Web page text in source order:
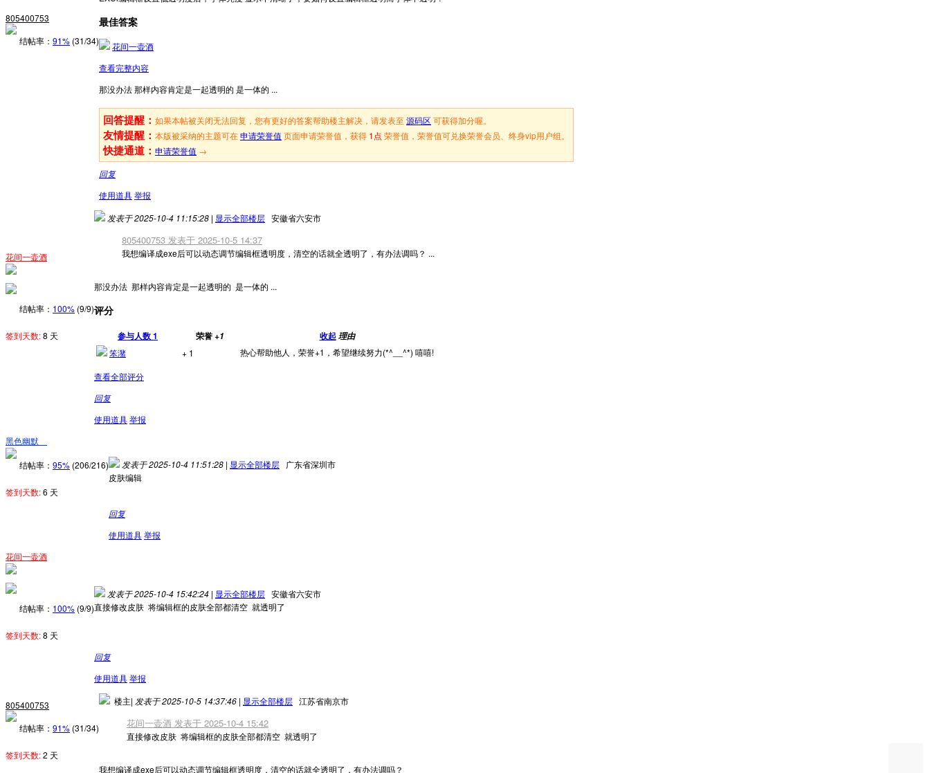
805400753
结帖率： 91% (31/34)
最佳答案
花间一壶酒
查看完整内容
那没办法 那样内容肯定是一起透明的 是一体的 ...
回答提醒： 如果本帖被关闭无法回复，您有更好的答案帮助楼主解决，请发表至 源码区可获得加分喔。
友情提醒： 本版被采纳的主题可在申请荣誉值 页面申请荣誉值，获得 1点 荣誉值，荣誉值可兑换荣誉会员、终身vip用户组。
快捷通道： 申请荣誉值 →
回复
使用道具举报
花间一壶酒
结帖率： 100% (9/9)
签到天数:8 天
发表于 2025-10-4 11:15:28 | 显示全部楼层 安徽省六安市
805400753 发表于 2025-10-5 14:37
我想编译成exe后可以动态调节编辑框透明度，清空的话就全透明了，有办法调吗？ ...
那没办法 那样内容肯定是一起透明的 是一体的 ...
评分
参与人数1 荣誉+1 收起 理由
笨潴
+ 1 热心帮助他人，荣誉+1，希望继续努力(*^__^*) 嘻嘻!
查看全部评分
回复
使用道具举报
黑色幽默ゞ
结帖率： 95% (206/216)
签到天数:6 天
发表于 2025-10-4 11:51:28 | 显示全部楼层 广东省深圳市
皮肤编辑
回复
使用道具举报
花间一壶酒
结帖率： 100% (9/9)
签到天数:8 天
发表于 2025-10-4 15:42:24 | 显示全部楼层 安徽省六安市
直接修改皮肤 将编辑框的皮肤全部都清空 就透明了
回复
使用道具举报
805400753
结帖率： 91% (31/34)
签到天数:2 天
楼主| 发表于 2025-10-5 14:37:46 | 显示全部楼层 江苏省南京市
花间一壶酒 发表于 2025-10-4 15:42
直接修改皮肤 将编辑框的皮肤全部都清空 就透明了
我想编译成exe后可以动态调节编辑框透明度，清空的话就全透明了，有办法调吗？